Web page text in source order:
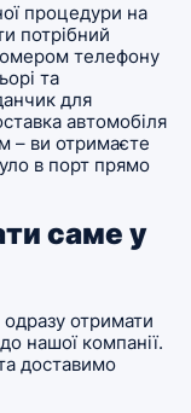
процедури на
потрібний
телефону
та
для
автомобіля
– ви отримаєте
в порт прямо
саме у
отримати
нашої компанії.
доставимо